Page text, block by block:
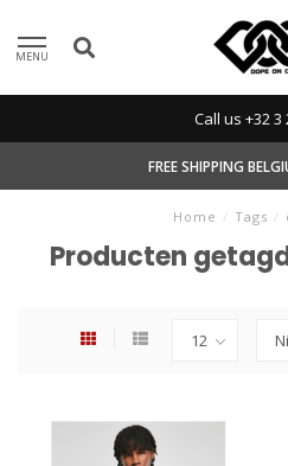
MENU
Call us +32 3
FREE SHIPPING
Home / Tags /
Producten